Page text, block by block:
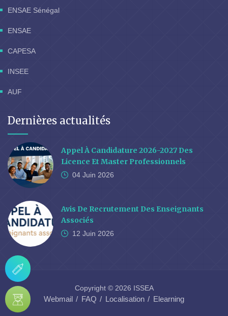
ENSAE Sénégal
ENSAE
CAPESA
INSEE
AUF
Dernières actualités
Appel À Candidature 2026-2027 Des
Licence Et Master Professionnels
04 Juin 2026
Avis De Recrutement Des Enseignants
Associés
12 Juin 2026
Copyright © 2026 ISSEA
Webmail FAQ Localisation Elearning